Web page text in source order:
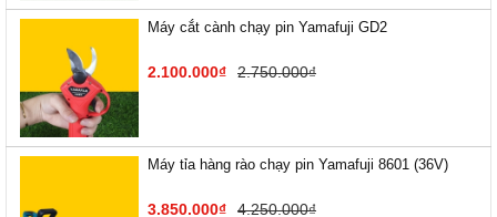
Máy cắt cành chạy pin Yamafuji GD2
2.100.000₫ 2.750.000₫
Máy tỉa hàng rào chạy pin Yamafuji 8601 (36V)
3.850.000₫ 4.250.000₫